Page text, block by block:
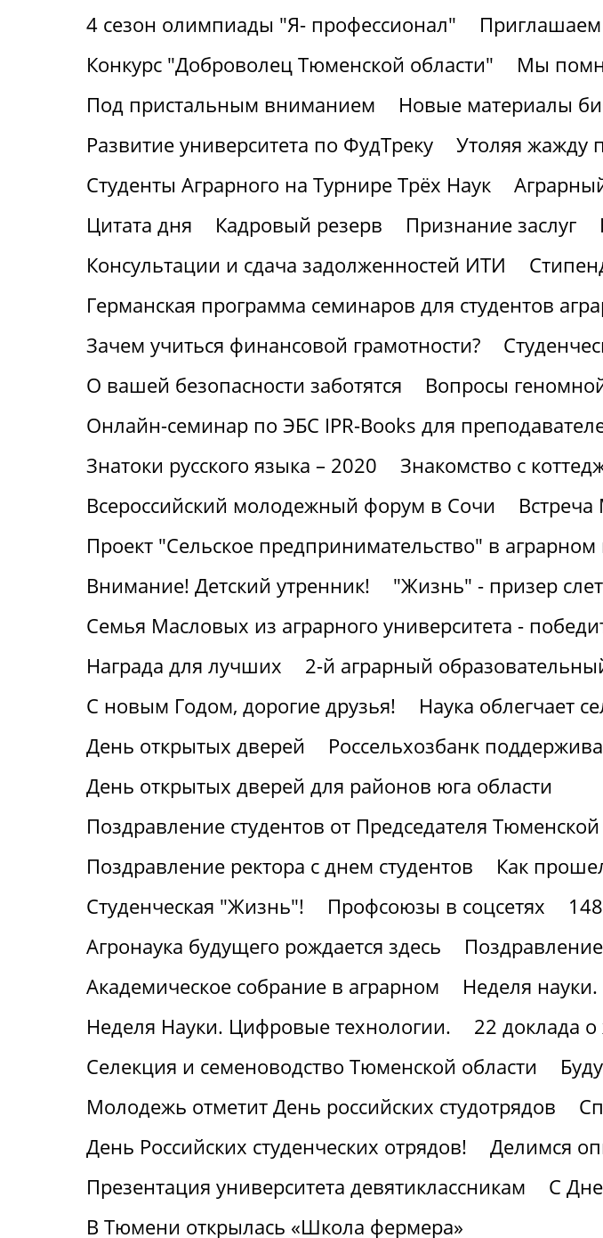
4 сезон олимпиады "Я- профессионал"
Конкурс "Доброволец Тюменской области"
Мы
Под пристальным вниманием
Новые материалы
Развитие университета по ФудТреку
Утоляя жажду
Студенты Аграрного на Турнире Трёх Наук
Цитата дня
Кадровый резерв Признание заслуг
Консультации и сдача задолженностей ИТИ
Германская программа семинаров для студентов
Зачем учиться финансовой грамотности?
О вашей безопасности заботятся
Вопросы
Онлайн-семинар по ЭБС IPR-Books для
Знатоки русского языка – 2020
Знакомство с
Всероссийский молодежный форум в Сочи
Проект "Сельское предпринимательство" в аграрном
Внимание! Детский утренник!
"Жизнь" - призер
Семья Масловых из аграрного университета -
Награда для лучших
2-й аграрный
С новым Годом, дорогие друзья!
Наука облегчает
День открытых дверей
Россельхозбанк
День открытых дверей для районов юга области
Поздравление студентов от Председателя
Поздравление ректора с днем студентов
Как
Студенческая "Жизнь"!
Профсоюзы в соцсетях
Агронаука будущего рождается здесь
Академическое собрание в аграрном
Неделя
Неделя Науки. Цифровые технологии.
22 доклада
Селекция и семеноводство Тюменской области
Молодежь отметит День российских студотрядов
День Российских студенческих отрядов!
Делимся
Презентация университета девятиклассникам
С
В Тюмени открылась «Школа фермера»